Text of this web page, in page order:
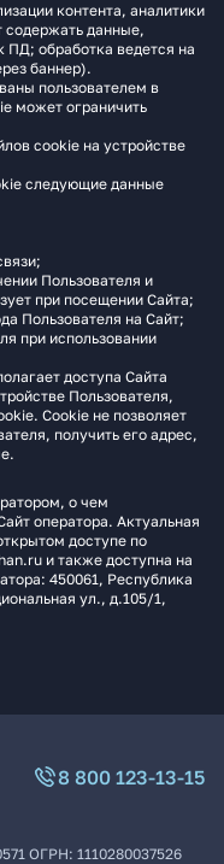
контента, аналитики
содержать данные,
ПД; обработка ведется на
баннер).
пользователем в
может ограничить
cookie на устройстве
следующие данные
Пользователя и
при посещении Сайта;
Пользователя на Сайт;
при использовании
доступа Сайта
Пользователя,
Cookie не позволяет
получить его адрес,
о чем
оператора. Актуальная
доступе по
и также доступна на
450061, Республика
ул., д.105/1,
8 800 123-13-15
ОГРН: 1110280037526